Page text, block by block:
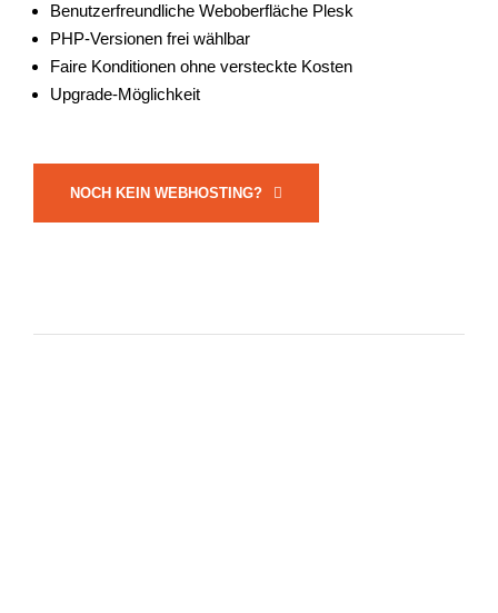
Benutzerfreundliche Weboberfläche Plesk
PHP-Versionen frei wählbar
Faire Konditionen ohne versteckte Kosten
Upgrade-Möglichkeit
NOCH KEIN WEBHOSTING?